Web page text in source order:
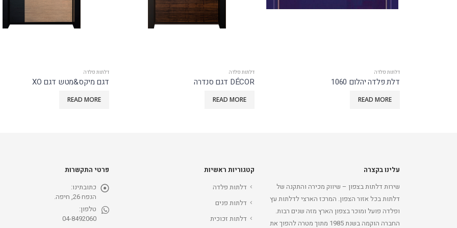
דלתות פלדה
DÉCOR דגם סנדרה
READ MORE
דלתות פלדה
דגם מיקס&מטש דגם XO
READ MORE
דלתות פלדה
דגם IDS 8700
READ MORE
עלינו בקצרה
שירות דלתות בצפון – שיווק מכירה והתקנה של
דלתות בכל אזור הצפון. המרכז הארצי לדלתות עץ
ופלדה פועל ומוכר בצפון הארץ מזה שנים רבות.
החברה הוקמה בשנת 1985 מתוך מטרה להפוך את
קטגוריות ראשיות
דלתות פלדה
דלתות פנים
דלתות זכוכית
פרטי התקשרות
כתובתינו:
הנפח 26, חיפה.
טלפון:
04-8492060